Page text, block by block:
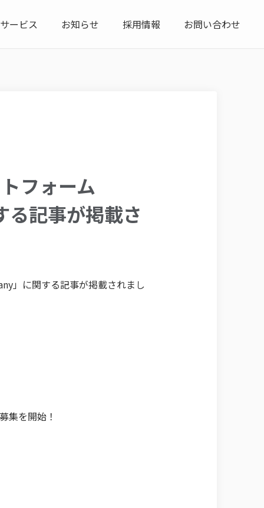
サービス お知らせ 採用情報 お問い合わせ
フォーム
記事が掲載さ
」に関する記事が掲載されまし
集を開始！